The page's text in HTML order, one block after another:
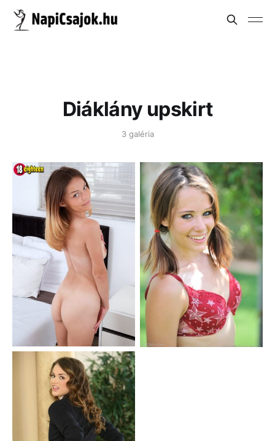
Diáklány upskirt
3 galéria